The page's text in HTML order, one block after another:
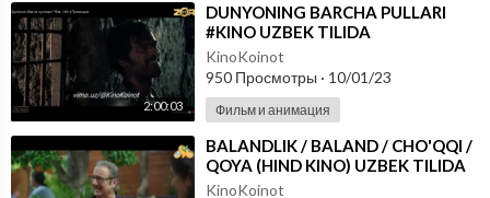
2:00:03
⁣DUNYONING BARCHA PULLARI
#KINO UZBEK TILIDA
KinoKoinot
950 Просмотры · 10/01/23
Фильм и анимация
⁣BALANDLIK / BALAND / CHO'QQI /
QOYA (HIND KINO) UZBEK TILIDA
KinoKoinot